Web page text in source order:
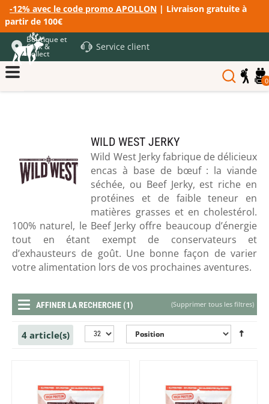
-12% avec le code promo APOLLON | Livraison gratuite à
partir de 100€
Boutique et
Click &
Collect
Service client
0
WILD WEST JERKY
Wild West Jerky fabrique de délicieux
encas à base de bœuf : la viande
séchée, ou Beef Jerky, est riche en
protéines et de faible teneur en
matières grasses et en cholestérol.
100% naturel, le Beef Jerky offre beaucoup d’énergie
tout en étant exempt de conservateurs et
d’exhausteurs de goût. Une bonne façon de varier
votre alimentation lors de vos prochaines aventures.
(Supprimer tous les filtres)
AFFINER LA RECHERCHE (1)
4 article(s)